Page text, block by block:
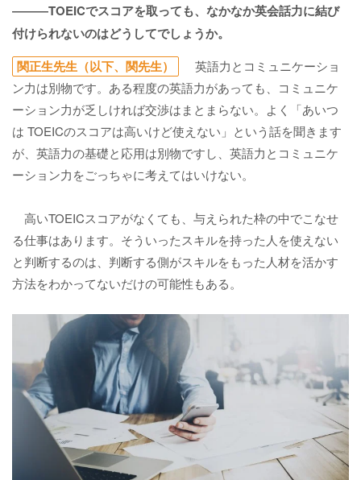
―――TOEICでスコアを取っても、なかなか英会話力に結び
付けられないのはどうしてでしょうか。
関正生先生（以下、関先生）
英語力とコミュニケーショ
ン力は別物です。ある程度の英語力があっても、コミュニケ
ーション力が乏しければ交渉はまとまらない。よく「あいつ
は TOEICのスコアは高いけど使えない」という話を聞きます
が、英語力の基礎と応用は別物ですし、英語力とコミュニケ
ーション力をごっちゃに考えてはいけない。
高いTOEICスコアがなくても、与えられた枠の中でこなせ
る仕事はあります。そういったスキルを持った人を使えない
と判断するのは、判断する側がスキルをもった人材を活かす
方法をわかってないだけの可能性もある。